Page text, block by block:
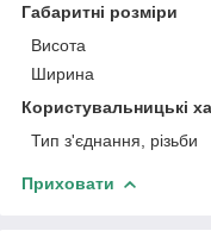
Габаритні розміри
Висота
Ширина
Користувальницькі
Тип з'єднання, різьби
Приховати